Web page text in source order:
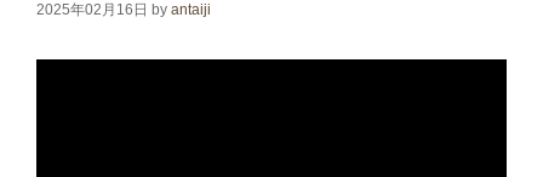
2025年02月16日 by antaiji